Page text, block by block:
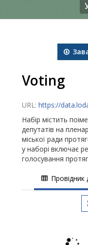
Voting
URL: https://data.loda.gov.ua/dataset/50bece7e-
Набір містить
депутатів на
міської ради
у наборі включає
голосування
Провідник